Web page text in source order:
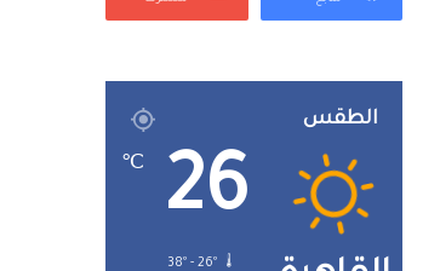
الطقس
26
℃
38º - 26º